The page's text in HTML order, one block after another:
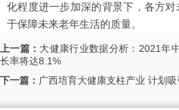
化程度进一步加深的背景下，各方
于保障未来老年生活的质量。
上一篇： 大健康行业数据分析：2021年
长率将达8.1%
下一篇： 广西培育大健康支柱产业 计划